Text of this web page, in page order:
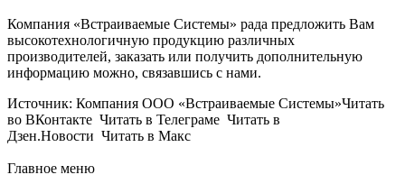
Компания «Встраиваемые Cистемы» рада предложить Вам
высокотехнологичную продукцию различных
производителей, заказать или получить дополнительную
информацию можно, связавшись с нами.
Источник: Компания ООО «Встраиваемые Системы»Читать
во ВКонтакте Читать в Телеграме Читать в
Дзен.Новости Читать в Макс
Главное меню